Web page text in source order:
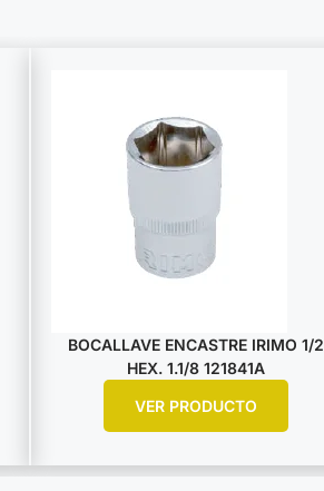
BOCALLAVE ENCASTRE IRIMO 1/2
HEX. 1.1/8 121841A
VER PRODUCTO